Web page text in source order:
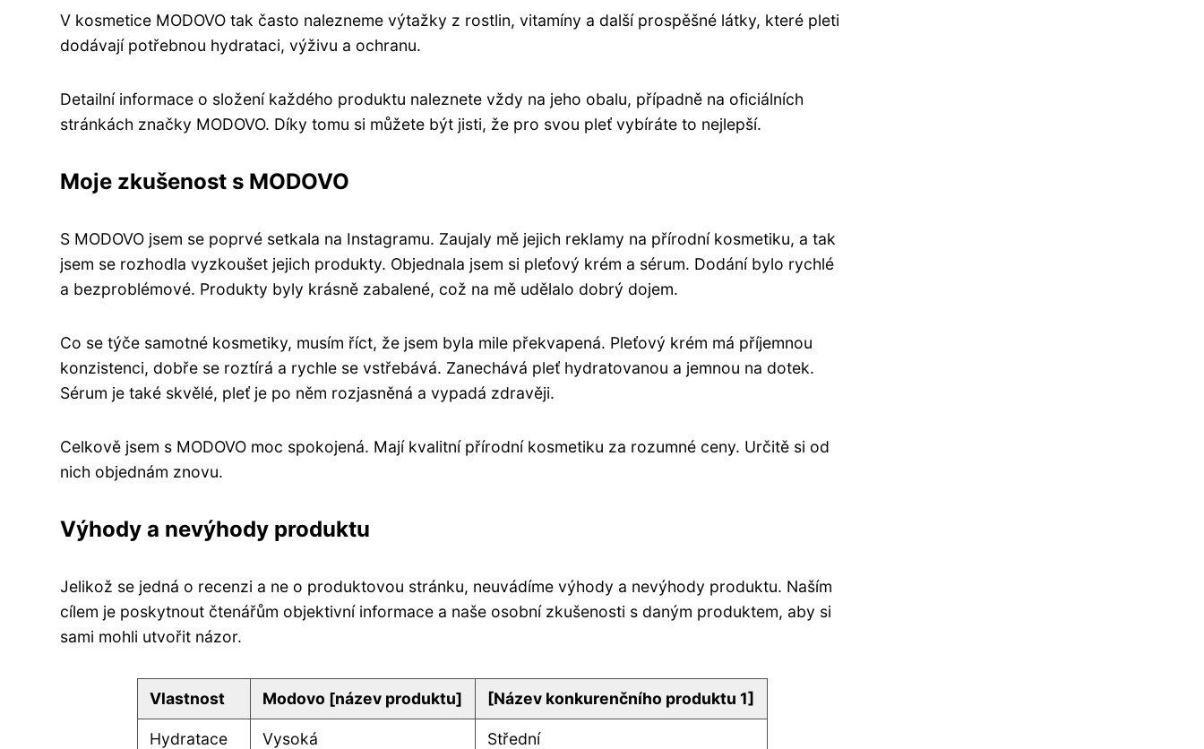
V kosmetice MODOVO tak často nalezneme výtažky z rostlin, vitamíny a další prospěšné látky, které pleti
dodávají potřebnou hydrataci, výživu a ochranu.
Detailní informace o složení každého produktu naleznete vždy na jeho obalu, případně na oficiálních
stránkách značky MODOVO. Díky tomu si můžete být jisti, že pro svou pleť vybíráte to nejlepší.
Moje zkušenost s MODOVO
S MODOVO jsem se poprvé setkala na Instagramu. Zaujaly mě jejich reklamy na přírodní kosmetiku, a tak
jsem se rozhodla vyzkoušet jejich produkty. Objednala jsem si pleťový krém a sérum. Dodání bylo rychlé
a bezproblémové. Produkty byly krásně zabalené, což na mě udělalo dobrý dojem.
Co se týče samotné kosmetiky, musím říct, že jsem byla mile překvapená. Pleťový krém má příjemnou
konzistenci, dobře se roztírá a rychle se vstřebává. Zanechává pleť hydratovanou a jemnou na dotek.
Sérum je také skvělé, pleť je po něm rozjasněná a vypadá zdravěji.
Celkově jsem s MODOVO moc spokojená. Mají kvalitní přírodní kosmetiku za rozumné ceny. Určitě si od
nich objednám znovu.
Výhody a nevýhody produktu
Jelikož se jedná o recenzi a ne o produktovou stránku, neuvádíme výhody a nevýhody produktu. Naším
cílem je poskytnout čtenářům objektivní informace a naše osobní zkušenosti s daným produktem, aby si
sami mohli utvořit názor.
Vlastnost Modovo [název produktu] [Název konkurenčního produktu 1]
Hydratace Vysoká Střední